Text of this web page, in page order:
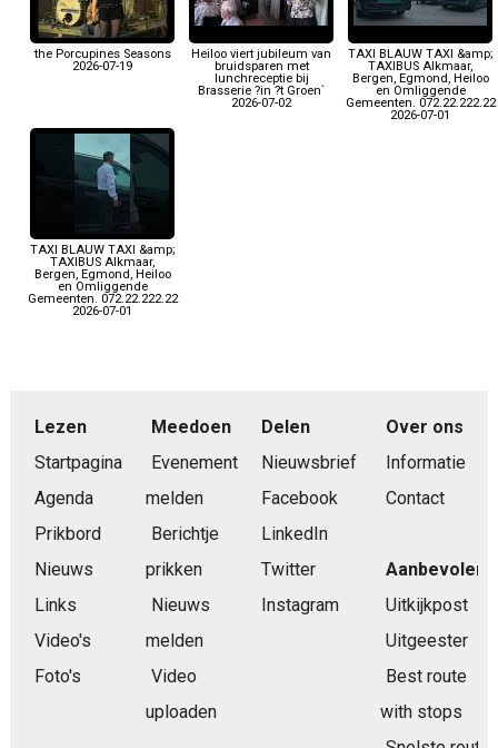
the Porcupines Seasons
2026-07-19
Heiloo viert jubileum van
bruidsparen met
lunchreceptie bij
Brasserie ?in ?t Groen`
2026-07-02
TAXI BLAUW TAXI &amp;
TAXIBUS Alkmaar,
Bergen, Egmond, Heiloo
en Omliggende
Gemeenten. 072.22.222.22
2026-07-01
TAXI BLAUW TAXI &amp;
TAXIBUS Alkmaar,
Bergen, Egmond, Heiloo
en Omliggende
Gemeenten. 072.22.222.22
2026-07-01
Lezen
Startpagina
Agenda
Prikbord
Nieuws
Links
Video's
Foto's
Meedoen
Evenement
melden
Berichtje
prikken
Nieuws
melden
Video
uploaden
Delen
Nieuwsbrief
Facebook
LinkedIn
Twitter
Instagram
Over ons
Informatie
Contact
Aanbevolen
Uitkijkpost
Uitgeester
Best route
with stops